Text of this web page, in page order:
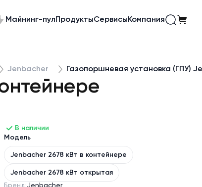
Майнинг-пулПродуктыСервисыКомпания
Jenbacher Газопоршневая установка (ГПУ)
В наличии
Модель
Jenbacher 2678 кВт в контейнере
Jenbacher 2678 кВт открытая
Бренд:Jenbacher